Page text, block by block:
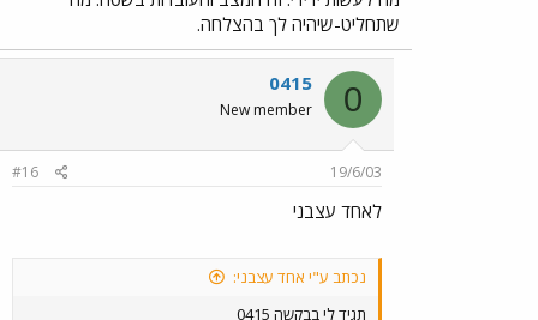
שתחליט-שיהיה לך בהצלחה.
0
0415
New member
19/6/03
#16
לאחד עצבני
נכתב ע"י אחד עצבני:
תגיד לי בבקשה 0415